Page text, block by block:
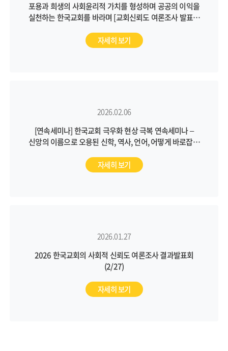
포용과 희생의 사회윤리적 가치를 형성하며 공공의 이익을
실천하는 한국교회를 바라며 [교회신뢰도 여론조사 발표회
자세히 보기
2026.02.06
[연속세미나] 한국교회 극우화 현상 극복 연속세미나 –
신앙의 이름으로 오용된 신학, 역사, 언어, 어떻게 바로잡을
자세히 보기
2026.01.27
2026 한국교회의 사회적 신뢰도 여론조사 결과발표회
(2/27)
자세히 보기